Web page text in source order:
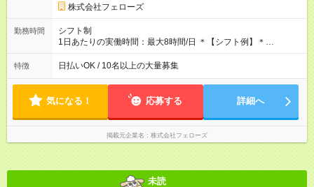
す。その間の給与・待遇に変更はありません。 【試用期間】試
用期間あり 試用期間の長さ：2ヶ月 雇用形態、給与は本採用時
と同じです。
株式会社フェローズ
勤務時間
シフト制
1日あたりの実働時間：最大8時間/日 ＊【シフト例】＊
(1) 10:00～19:00 (2) 11:00～20:00 (3) 12:00～21:00 など ◎
いずれも実働8時間・休憩1時間です。中抜けシフトなどはあり
たい」などあれば相談に応じますのでおっしゃってください！
特徴 日払いOK / 10名以上の大量募集
気になる！ 応募する 詳細へ
掲載元企業名 株式会社フェローズ
未読